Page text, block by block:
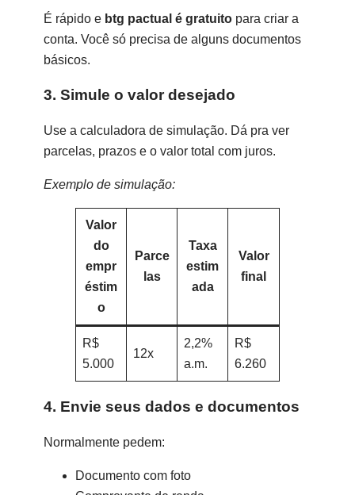
É rápido e btg pactual é gratuito para criar a
conta. Você só precisa de alguns documentos
básicos.
3. Simule o valor desejado
Use a calculadora de simulação. Dá pra ver
parcelas, prazos e o valor total com juros.
Exemplo de simulação:
Valor
do
empr
éstim
o
Parce
las
Taxa
estim
ada
Valor
final
R$
5.000
12x
2,2%
a.m.
R$
6.260
4. Envie seus dados e documentos
Normalmente pedem:
Documento com foto